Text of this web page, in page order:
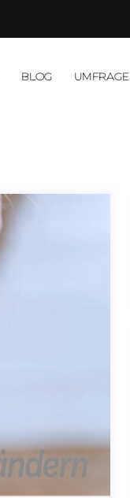
BLOG UMFRAGE